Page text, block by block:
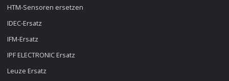
HTM-Sensoren ersetzen
IDEC-Ersatz
IFM-Ersatz
IPF ELECTRONIC Ersatz
Leuze Ersatz